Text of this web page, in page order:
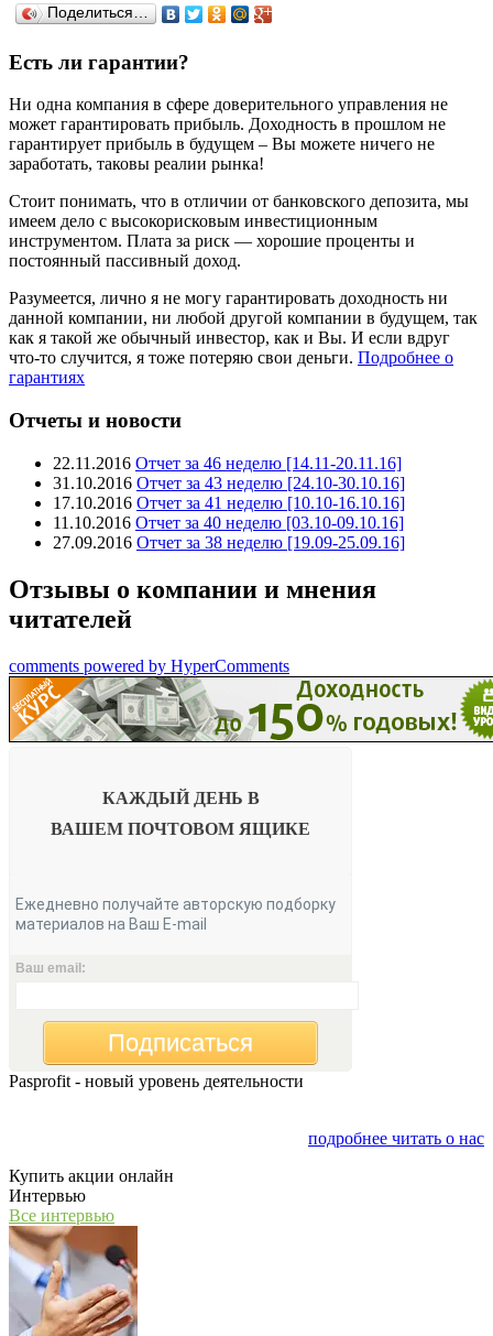
Поделиться…
Есть ли гарантии?
Ни одна компания в сфере доверительного управления не
может гарантировать прибыль. Доходность в прошлом не
гарантирует прибыль в будущем – Вы можете ничего не
заработать, таковы реалии рынка!
Стоит понимать, что в отличии от банковского депозита, мы
имеем дело с высокорисковым инвестиционным
инструментом. Плата за риск — хорошие проценты и
постоянный пассивный доход.
Разумеется, лично я не могу гарантировать доходность ни
данной компании, ни любой другой компании в будущем, так
как я такой же обычный инвестор, как и Вы. И если вдруг
что-то случится, я тоже потеряю свои деньги. Подробнее о
гарантиях
Отчеты и новости
22.11.2016 Отчет за 46 неделю [14.11-20.11.16]
31.10.2016 Отчет за 43 неделю [24.10-30.10.16]
17.10.2016 Отчет за 41 неделю [10.10-16.10.16]
11.10.2016 Отчет за 40 неделю [03.10-09.10.16]
27.09.2016 Отчет за 38 неделю [19.09-25.09.16]
Отзывы о компании и мнения
читателей
comments powered by HyperComments
КАЖДЫЙ ДЕНЬ В
ВАШЕМ ПОЧТОВОМ ЯЩИКЕ
Ежедневно получайте авторскую подборку
материалов на Ваш E-mail
Ваш email:
Подписаться
Pasprofit - новый уровень деятельности
подробнее читать о нас
Купить акции онлайн
Интервью
Все интервью